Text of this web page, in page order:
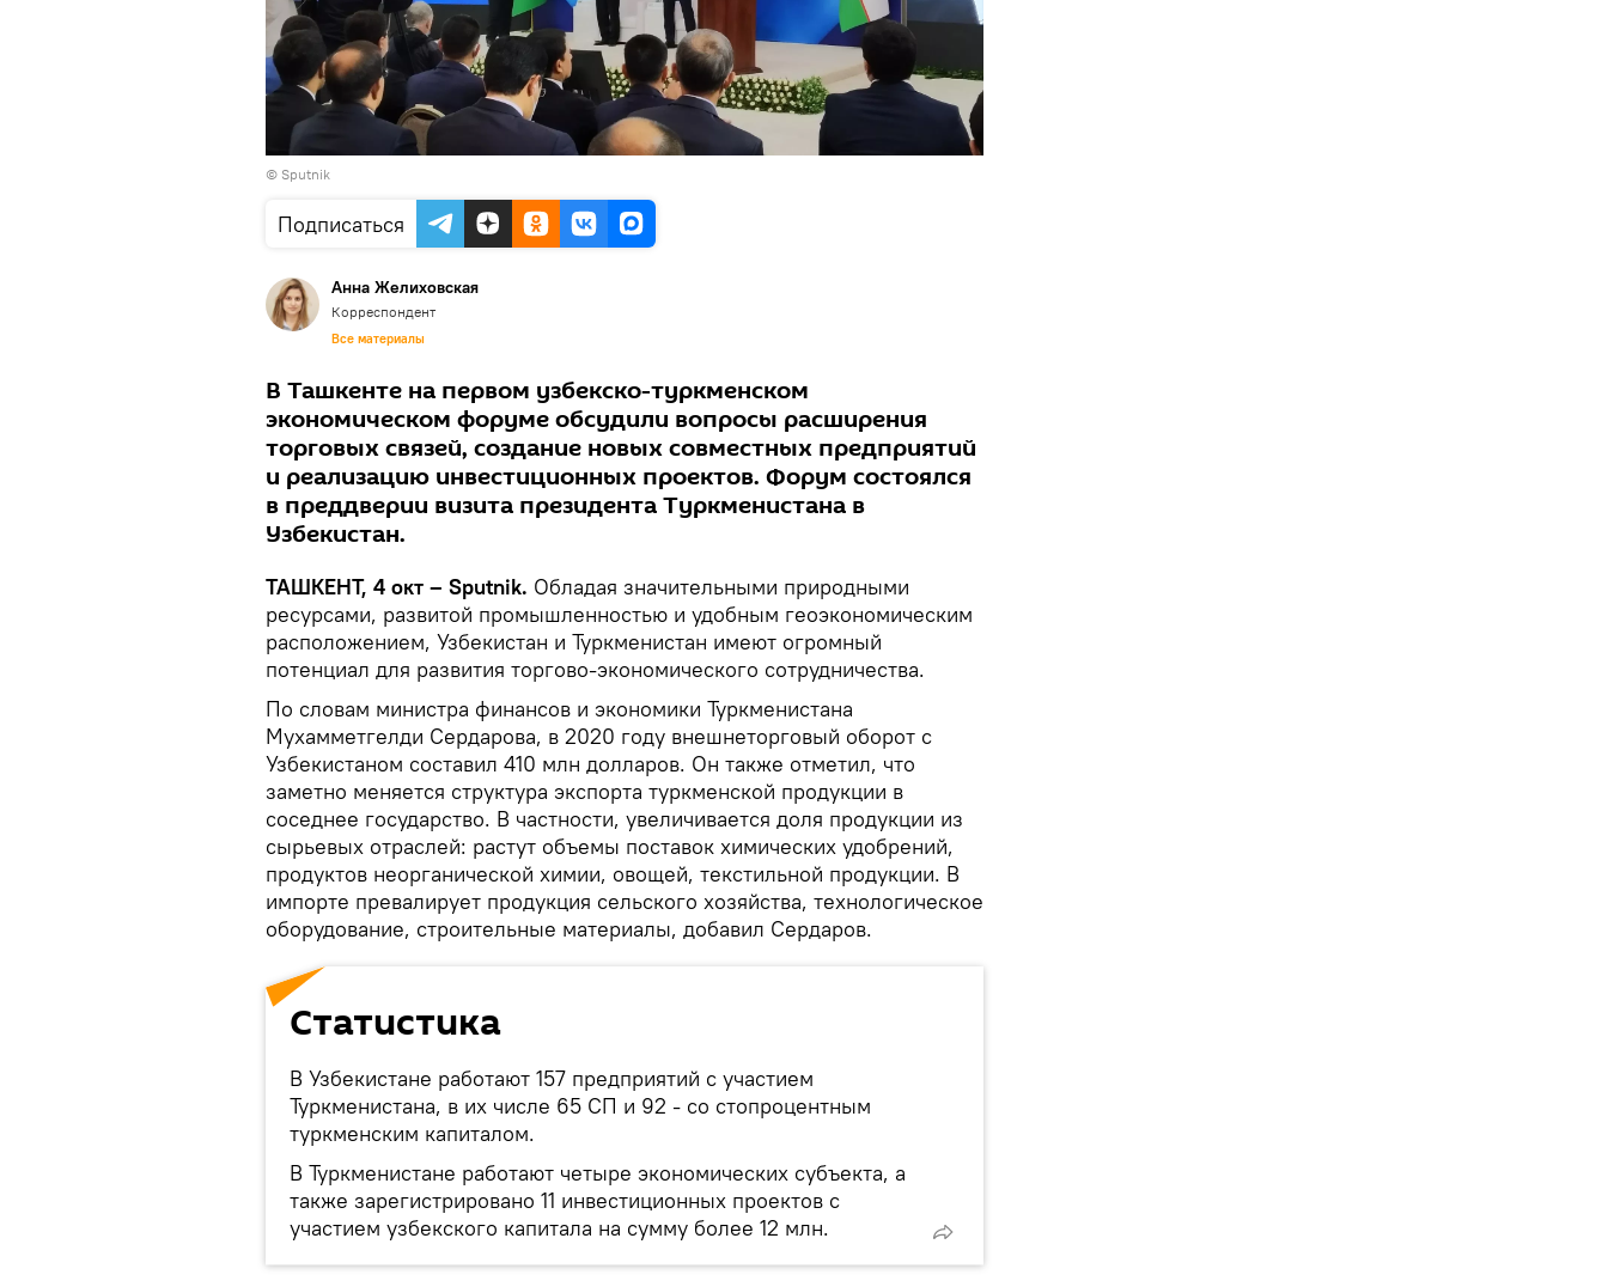
© Sputnik
Подписаться
Анна Желиховская
Корреспондент
Все материалы
В Ташкенте на первом узбекско-туркменском
экономическом форуме обсудили вопросы расширения
торговых связей, создание новых совместных предприятий
и реализацию инвестиционных проектов. Форум состоялся
в преддверии визита президента Туркменистана в
Узбекистан.
ТАШКЕНТ, 4 окт – Sputnik. Обладая значительными природными
ресурсами, развитой промышленностью и удобным геоэкономическим
расположением, Узбекистан и Туркменистан имеют огромный
потенциал для развития торгово-экономического сотрудничества.
По словам министра финансов и экономики Туркменистана
Мухамметгелди Сердарова, в 2020 году внешнеторговый оборот с
Узбекистаном составил 410 млн долларов. Он также отметил, что
заметно меняется структура экспорта туркменской продукции в
соседнее государство. В частности, увеличивается доля продукции из
сырьевых отраслей: растут объемы поставок химических удобрений,
продуктов неорганической химии, овощей, текстильной продукции. В
импорте превалирует продукция сельского хозяйства, технологическое
оборудование, строительные материалы, добавил Сердаров.
Статистика
В Узбекистане работают 157 предприятий с участием
Туркменистана, в их числе 65 СП и 92 - со стопроцентным
туркменским капиталом.
В Туркменистане работают четыре экономических субъекта, а
также зарегистрировано 11 инвестиционных проектов с
участием узбекского капитала на сумму более 12 млн.